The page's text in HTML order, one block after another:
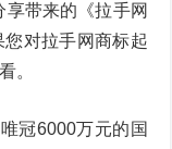
带来的《拉手网
对拉手网商标起
。
冠6000万元的国